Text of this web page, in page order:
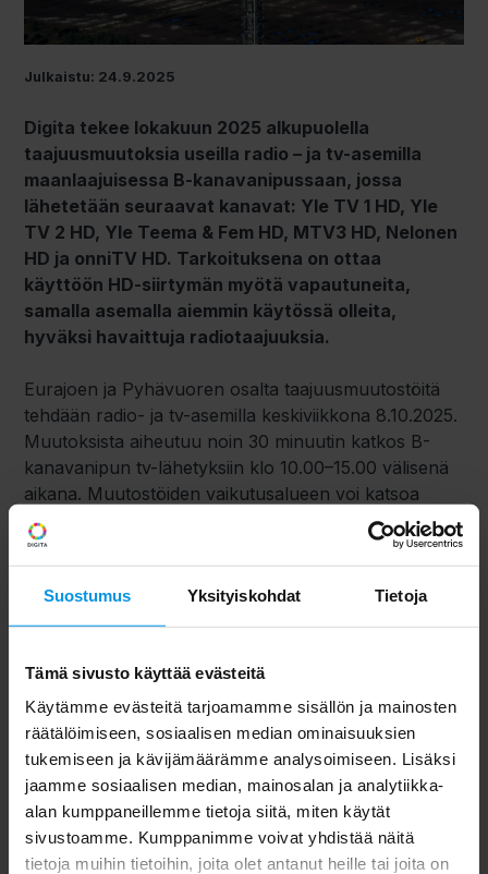
Suostumus Yksityiskohdat Tietoja
Tämä sivusto käyttää evästeitä
Käytämme evästeitä tarjoamamme sisällön ja mainosten
räätälöimiseen, sosiaalisen median ominaisuuksien
tukemiseen ja kävijämäärämme analysoimiseen. Lisäksi
jaamme sosiaalisen median, mainosalan ja analytiikka-
alan kumppaneillemme tietoja siitä, miten käytät
sivustoamme. Kumppanimme voivat yhdistää näitä
tietoja muihin tietoihin, joita olet antanut heille tai joita on
Julkaistu: 24.9.2025
Digita tekee lokakuun 2025 alkupuolella
taajuusmuutoksia useilla radio – ja tv-asemilla
maanlaajuisessa B-kanavanipussaan, jossa
lähetetään seuraavat kanavat: Yle TV 1 HD, Yle
TV 2 HD, Yle Teema & Fem HD, MTV3 HD, Nelonen
HD ja onniTV HD. Tarkoituksena on ottaa
käyttöön HD-siirtymän myötä vapautuneita,
samalla asemalla aiemmin käytössä olleita,
hyväksi havaittuja radiotaajuuksia.
Eurajoen ja Pyhävuoren osalta taajuusmuutostöitä
tehdään radio- ja tv-asemilla keskiviikkona 8.10.2025.
Muutoksista aiheutuu noin 30 minuutin katkos B-
kanavanipun tv-lähetyksiin klo 10.00–15.00 välisenä
aikana. Muutostöiden vaikutusalueen voi katsoa
Digitan nettisivuilla olevasta
karttapalvelusta.
Muutostöiden jälkeen antenni-tv-kotitalouksissa tulee
tarvittaessa tehdä kanavahaku.​
Ohjeistus kanavahakuun
Digita tiedottaa kanavissaan ja lähettää tiedotteen
medialle, kun muutostyöt ovat päättyneet ja
kanavahaun voi tehdä.
Useimmat vastaanottimet etsivät kanavat